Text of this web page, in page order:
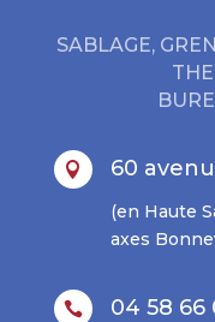
SABLAGE,
 60
(en Haute
axes
 04 58 66